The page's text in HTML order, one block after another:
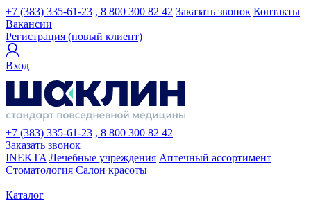
+7 (383) 335-61-23 , 8 800 300 82 42 Заказать звонок Контакты
Вакансии
Регистрация (новый клиент)
Вход
+7 (383) 335-61-23 , 8 800 300 82 42
Заказать звонок
INEKTA Лечебные учреждения Аптечный ассортимент
Стоматология Салон красоты
Каталог